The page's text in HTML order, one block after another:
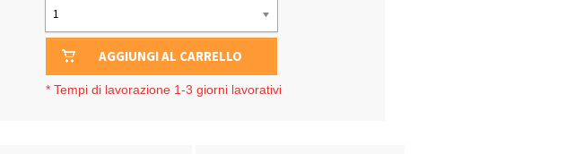
1
AGGIUNGI AL CARRELLO
* Tempi di lavorazione 1-3 giorni lavorativi